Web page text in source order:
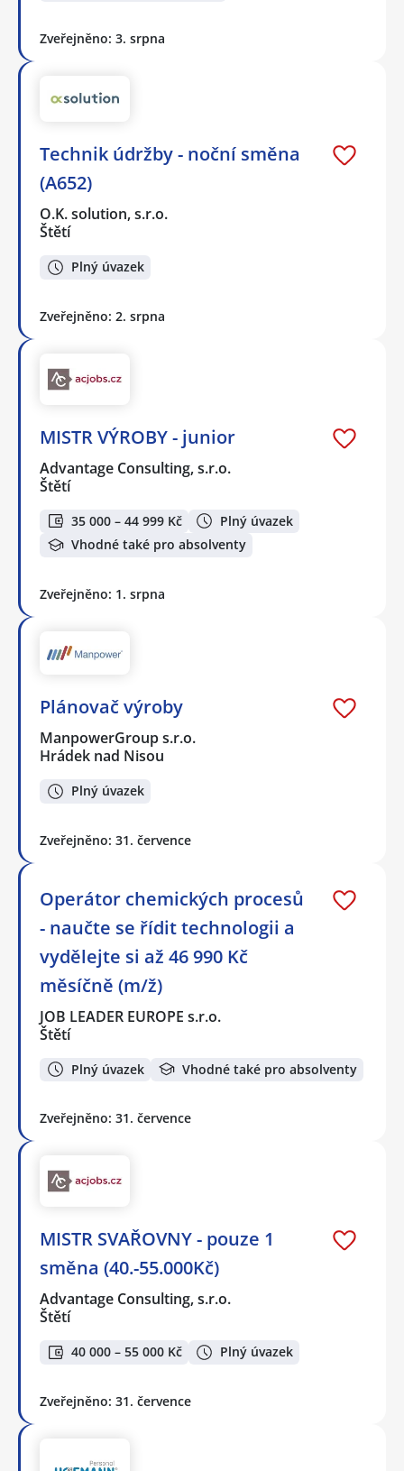
Zveřejněno: 3. srpna
Technik údržby - noční směna
(A652)
O.K. solution, s.r.o.
Štětí
Plný úvazek
Zveřejněno: 2. srpna
MISTR VÝROBY - junior
Advantage Consulting, s.r.o.
Štětí
35 000 – 44 999 Kč
Plný úvazek
Vhodné také pro absolventy
Zveřejněno: 1. srpna
Plánovač výroby
ManpowerGroup s.r.o.
Hrádek nad Nisou
Plný úvazek
Zveřejněno: 31. července
Operátor chemických procesů
- naučte se řídit technologii a
vydělejte si až 46 990 Kč
měsíčně (m/ž)
JOB LEADER EUROPE s.r.o.
Štětí
Plný úvazek Vhodné také pro absolventy
Zveřejněno: 31. července
MISTR SVAŘOVNY - pouze 1
směna (40.-55.000Kč)
Advantage Consulting, s.r.o.
Štětí
40 000 – 55 000 Kč Plný úvazek
Zveřejněno: 31. července